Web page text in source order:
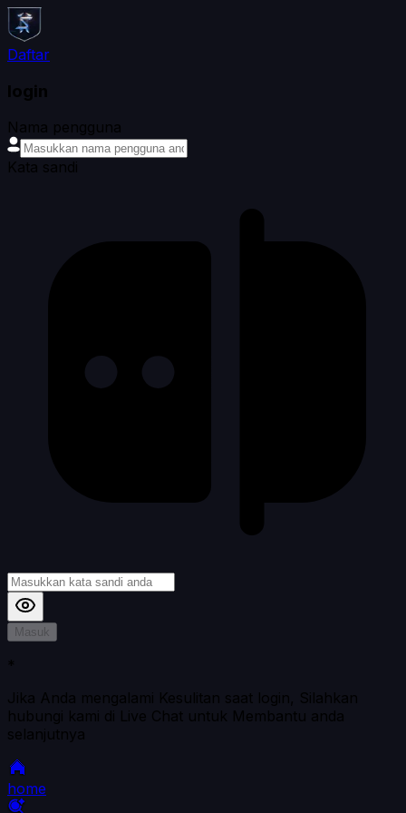
Daftar
login
Nama pengguna
Kata sandi
Masuk
*
Jika Anda mengalami Kesulitan saat login, Silahkan
hubungi kami di Live Chat untuk Membantu anda
selanjutnya
home